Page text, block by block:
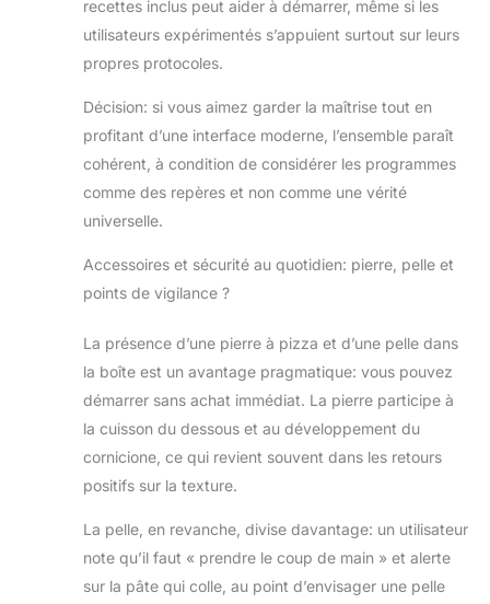
recettes inclus peut aider à démarrer, même si les
utilisateurs expérimentés s’appuient surtout sur leurs
propres protocoles.
Décision: si vous aimez garder la maîtrise tout en
profitant d’une interface moderne, l’ensemble paraît
cohérent, à condition de considérer les programmes
comme des repères et non comme une vérité
universelle.
Accessoires et sécurité au quotidien: pierre, pelle et
points de vigilance ?
La présence d’une pierre à pizza et d’une pelle dans
la boîte est un avantage pragmatique: vous pouvez
démarrer sans achat immédiat. La pierre participe à
la cuisson du dessous et au développement du
cornicione, ce qui revient souvent dans les retours
positifs sur la texture.
La pelle, en revanche, divise davantage: un utilisateur
note qu’il faut « prendre le coup de main » et alerte
sur la pâte qui colle, au point d’envisager une pelle